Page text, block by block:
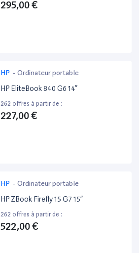
295,00 €
HP - Ordinateur portable
HP EliteBook 840 G6 14”
262 offres à partir de :
227,00 €
HP - Ordinateur portable
HP ZBook Firefly 15 G7 15”
262 offres à partir de :
522,00 €